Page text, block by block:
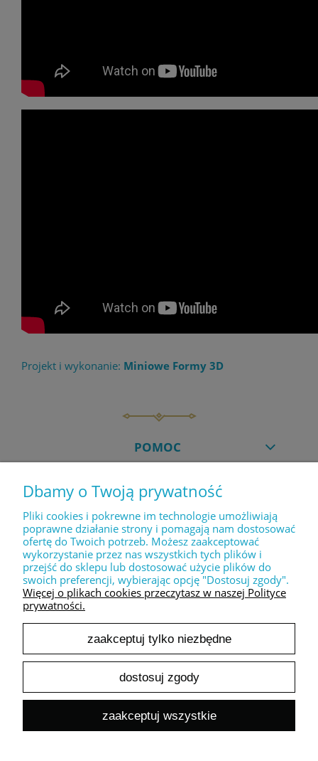
Projekt i wykonanie: Miniowe Formy 3D
POMOC
MOJE KONTO
PŁATNOŚCI I DOSTAWA
INFORMACJE
O NAS
pokaż pełną wersję strony
Sklep internetowy Shoper.pl
Dbamy o Twoją prywatność
Pliki cookies i pokrewne im technologie umożliwiają
poprawne działanie strony i pomagają nam dostosować
ofertę do Twoich potrzeb. Możesz zaakceptować
wykorzystanie przez nas wszystkich tych plików i
przejść do sklepu lub dostosować użycie plików do
swoich preferencji, wybierając opcję "Dostosuj zgody".
Więcej o plikach cookies przeczytasz w naszej Polityce
prywatności.
zaakceptuj tylko niezbędne
dostosuj zgody
zaakceptuj wszystkie